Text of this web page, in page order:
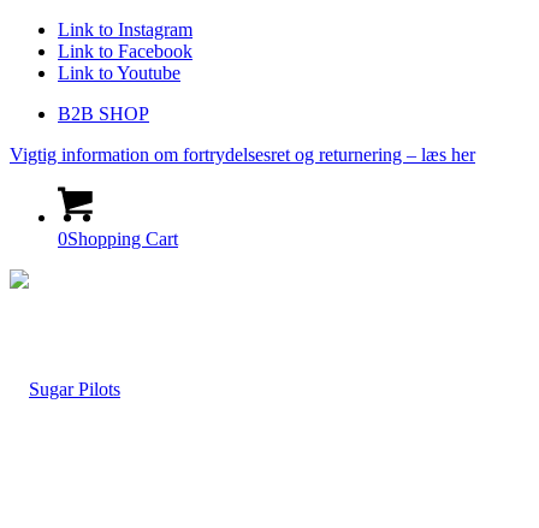
Link to Instagram
Link to Facebook
Link to Youtube
B2B SHOP
Vigtig information om fortrydelsesret og returnering – læs her
0Shopping Cart